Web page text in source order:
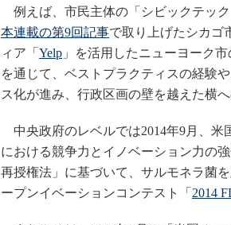
例えば、市民主体の「シビックテック
本連載の第9回記事で取り上げたシカゴ
ィア「 Yelp 」を活用したニューヨーク
を通じて、ベストプラクティスの経験
ス化が進み、行政区画の壁を越えた横
中央政府のレベルでは2014年9月、米
における競争力とイノベーション力の
再授権法」に基づいて、サルモネラ菌
ープンイベーションコンテスト「 2014